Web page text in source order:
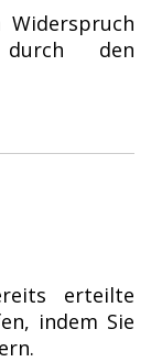
den
erteilte
indem Sie